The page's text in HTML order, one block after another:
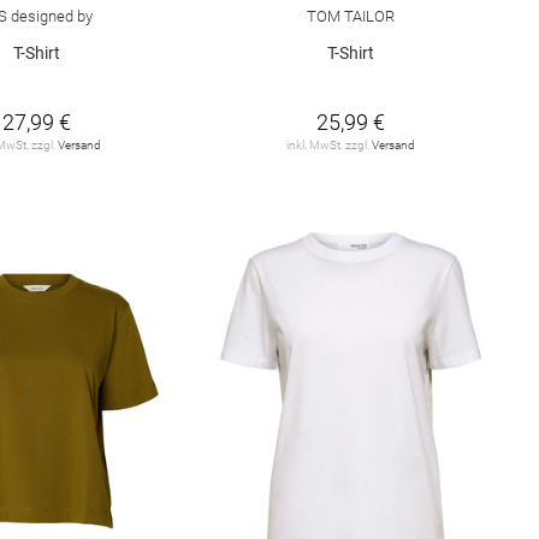
designed by
T-Shirt
27,99 €
zzgl.Versand
TOM TAILOR
T-Shirt
25,99 €
inkl. MwSt. zzgl.Versand